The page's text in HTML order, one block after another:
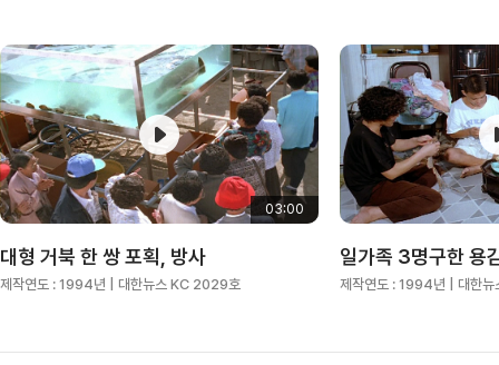
03:00
대형 거북 한 쌍 포획, 방사
제작연도 : 1994년 | 대한뉴스 KC 2029호
일가족 3명구한 용
제작연도 : 1994년 | 대한